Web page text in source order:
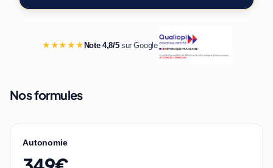
★★★★★Note 4,8/5sur Google
Nos formules
Autonomie